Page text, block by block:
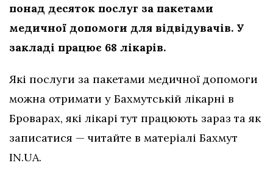
понад десяток послуг за пакетами
медичної допомоги для відвідувачів. У
закладі працює 68 лікарів.
Які послуги за пакетами медичної допомоги
можна отримати у Бахмутській лікарні в
Броварах, які лікарі тут працюють зараз та як
записатися — читайте в матеріалі Бахмут
IN.UA.